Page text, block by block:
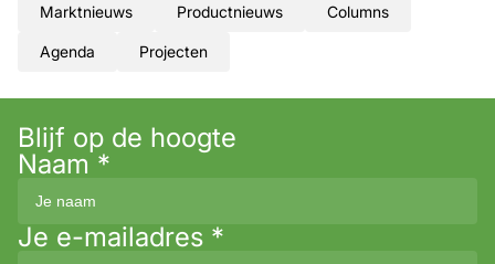
Marktnieuws Productnieuws Columns
Agenda Projecten
Blijf op de hoogte
Naam *
Je e-mailadres *